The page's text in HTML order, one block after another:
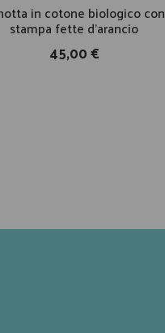
in cotone biologico con
stampa fette d'arancio
45,00 €